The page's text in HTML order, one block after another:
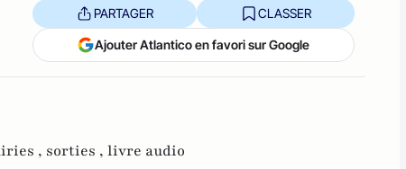
PARTAGER CLASSER
Ajouter Atlantico en favori sur Google
, sorties , livre audio